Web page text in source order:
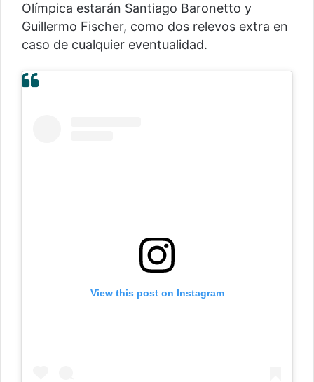
Olímpica estarán Santiago Baronetto y
Guillermo Fischer, como dos relevos extra en
caso de cualquier eventualidad.
View this post on Instagram